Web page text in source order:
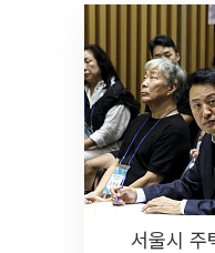
서울시 주